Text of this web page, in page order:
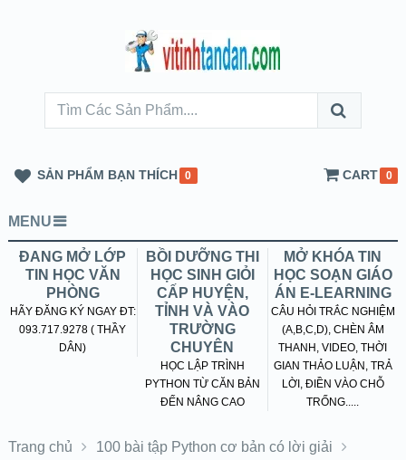
SẢN PHẨM BẠN THÍCH 0 CART 0
MENU
ĐANG MỞ LỚP
TIN HỌC VĂN
PHÒNG
HÃY ĐĂNG KÝ NGAY ĐT:
093.717.9278 ( THẦY
DÂN)
BỒI DƯỠNG THI
HỌC SINH GIỎI
CẤP HUYỆN,
TỈNH VÀ VÀO
TRƯỜNG
CHUYÊN
HỌC LẬP TRÌNH
PYTHON TỪ CĂN BẢN
ĐẾN NÂNG CAO
MỞ KHÓA TIN
HỌC SOẠN GIÁO
ÁN E-LEARNING
CÂU HỎI TRẮC NGHIỆM
(A,B,C,D), CHÈN ÂM
THANH, VIDEO, THỜI
GIAN THẢO LUẬN, TRẢ
LỜI, ĐIỀN VÀO CHỖ
TRỐNG.....
Trang chủ
100 bài tập Python cơ bản có lời giải